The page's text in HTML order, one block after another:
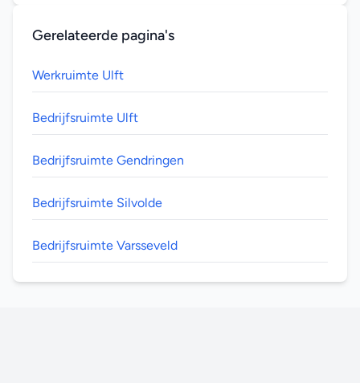
Gerelateerde pagina's
Werkruimte Ulft
Bedrijfsruimte Ulft
Bedrijfsruimte Gendringen
Bedrijfsruimte Silvolde
Bedrijfsruimte Varsseveld